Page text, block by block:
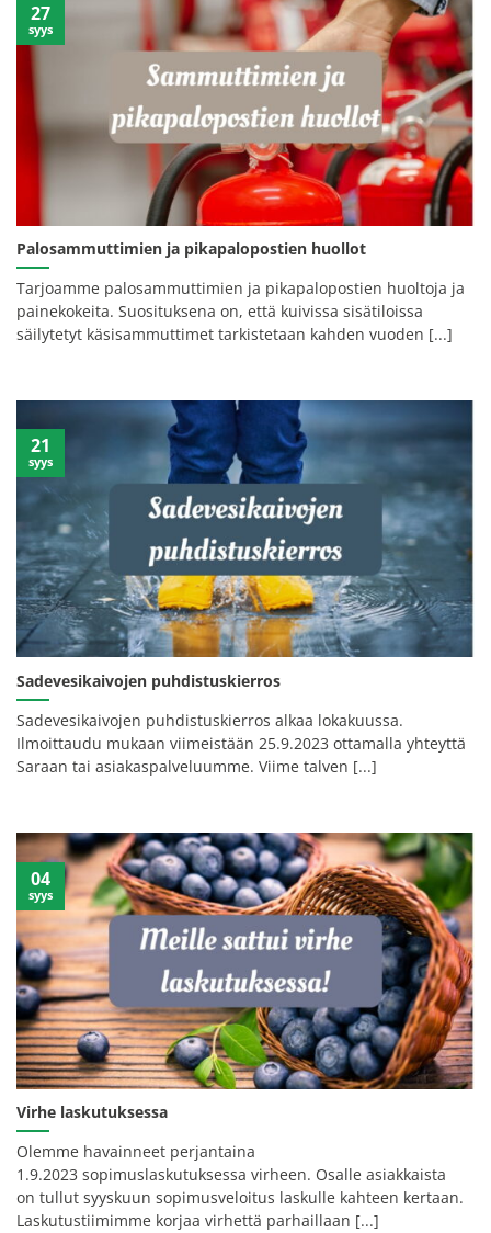
Palosammuttimien ja pikapalopostien huollot
Tarjoamme palosammuttimien ja pikapalopostien huoltoja ja
painekokeita. Suosituksena on, että kuivissa sisätiloissa
säilytetyt käsisammuttimet tarkistetaan kahden vuoden [...]
27
syys
Sadevesikaivojen puhdistuskierros
Sadevesikaivojen puhdistuskierros alkaa lokakuussa.
Ilmoittaudu mukaan viimeistään 25.9.2023 ottamalla yhteyttä
Saraan tai asiakaspalveluumme. Viime talven [...]
21
syys
Virhe laskutuksessa
Olemme havainneet perjantaina
1.9.2023 sopimuslaskutuksessa virheen. Osalle asiakkaista
on tullut syyskuun sopimusveloitus laskulle kahteen kertaan.
Laskutustiimimme korjaa virhettä parhaillaan [...]
04
syys